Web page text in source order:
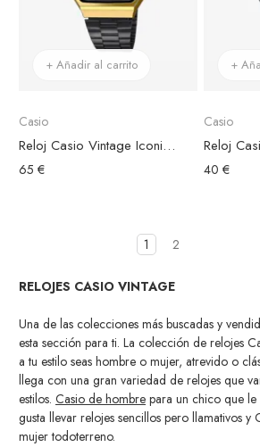
+ Añadir al carrito
Casio
Reloj Casio Vintage Iconic Acero Negro Caja Dorada
65 €
+
Casio
40 €
1 2
RELOJES CASIO VINTAGE
Una de las colecciones más buscadas y
esta sección para ti. La colección de relojes
a tu estilo seas hombre o mujer, atrevido o
llega con una gran variedad de relojes que
estilos. Casio de hombre para un chico que
gusta llevar relojes sencillos pero llamativos y
mujer todoterreno.